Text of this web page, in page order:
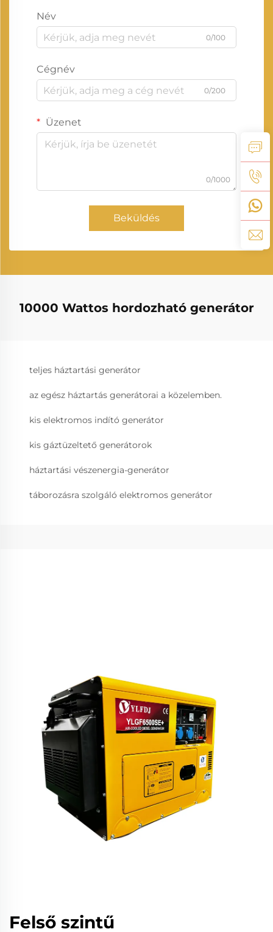
Név
0/100
Cégnév
0/200
Üzenet
0/1000
Beküldés
10000 Wattos hordozható generátor
teljes háztartási generátor
az egész háztartás generátorai a közelemben.
kis elektromos indító generátor
kis gáztüzeltető generátorok
háztartási vészenergia-generátor
táborozásra szolgáló elektromos generátor
Felső szintű